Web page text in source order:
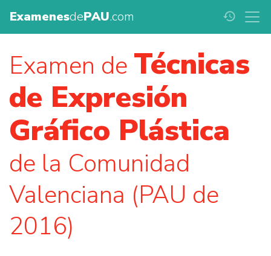
ExamenesdePAU.com history
Examen de Técnicas
de Expresión
Gráfico Plástica
de la Comunidad
Valenciana (PAU de
2016)